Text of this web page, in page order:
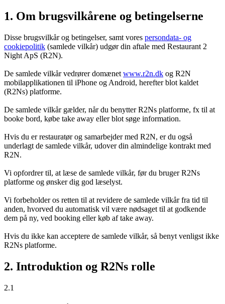
1. Om brugsvilkårene og betingelserne
Disse brugsvilkår og betingelser, samt vores persondata- og
cookiepolitik (samlede vilkår) udgør din aftale med Restaurant 2
Night ApS (R2N).
De samlede vilkår vedrører domænet www.r2n.dk og R2N
mobilapplikationen til iPhone og Android, herefter blot kaldet
(R2Ns) platforme.
De samlede vilkår gælder, når du benytter R2Ns platforme, fx til at
booke bord, købe take away eller blot søge information.
Hvis du er restauratør og samarbejder med R2N, er du også
underlagt de samlede vilkår, udover din almindelige kontrakt med
R2N.
Vi opfordrer til, at læse de samlede vilkår, før du bruger R2Ns
platforme og ønsker dig god læselyst.
Vi forbeholder os retten til at revidere de samlede vilkår fra tid til
anden, hvorved du automatisk vil være nødsaget til at godkende
dem på ny, ved booking eller køb af take away.
Hvis du ikke kan acceptere de samlede vilkår, så benyt venligst ikke
R2Ns platforme.
2. Introduktion og R2Ns rolle
2.1